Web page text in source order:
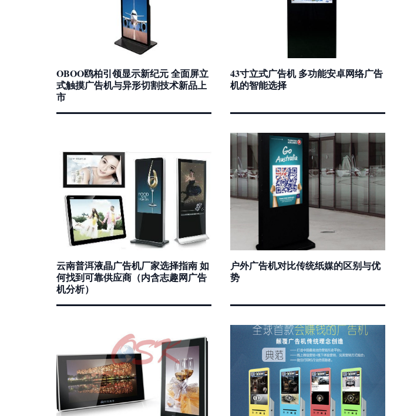
OBOO鸥柏引领显示新纪元 全面屏立
式触摸广告机与异形切割技术新品上
市
43寸立式广告机 多功能安卓网络广告
机的智能选择
云南普洱液晶广告机厂家选择指南 如
何找到可靠供应商（内含志趣网广告
机分析）
户外广告机对比传统纸媒的区别与优
势